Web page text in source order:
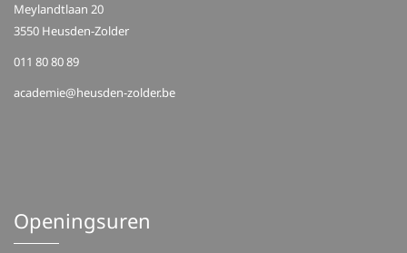
Meylandtlaan 20
3550 Heusden-Zolder
011 80 80 89
academie@heusden-zolder.be
Openingsuren